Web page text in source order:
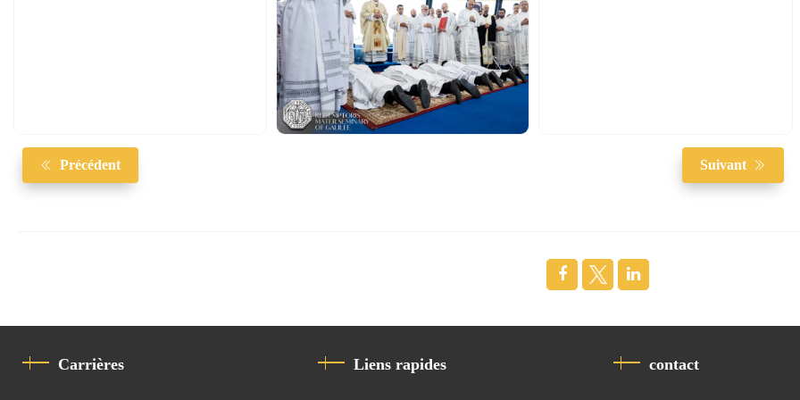
Précédent Suivant
Carrières Liens rapides contact